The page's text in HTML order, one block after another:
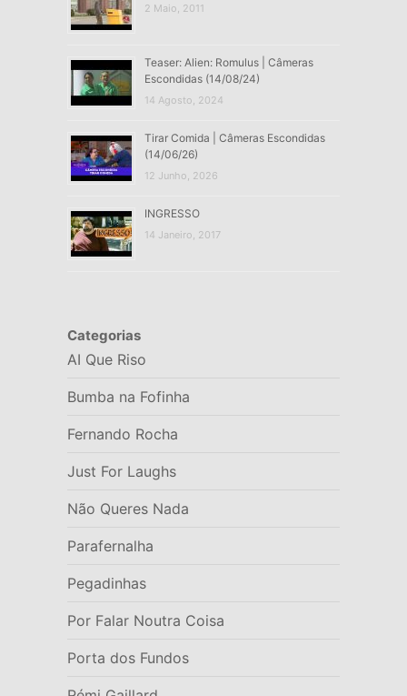
2 Maio, 2011
Teaser: Alien: Romulus | Câmeras
Escondidas (14/08/24)
14 Agosto, 2024
Tirar Comida | Câmeras Escondidas
(14/06/26)
12 Junho, 2026
INGRESSO
14 Janeiro, 2017
Categorias
AI Que Riso
Bumba na Fofinha
Fernando Rocha
Just For Laughs
Não Queres Nada
Parafernalha
Pegadinhas
Por Falar Noutra Coisa
Porta dos Fundos